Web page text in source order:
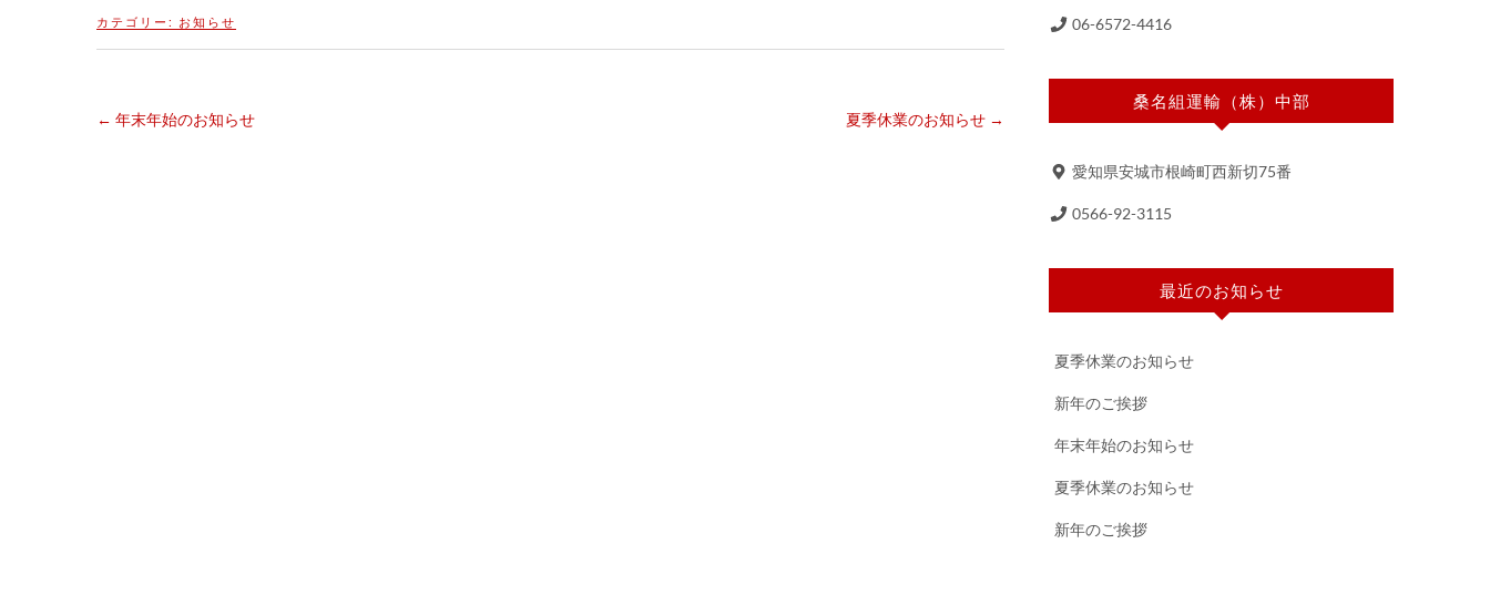
カテゴリー: お知らせ
← 年末年始のお知らせ 夏季休業のお知らせ →
06-6572-4416
桑名組運輸（株）中部
愛知県安城市根崎町西新切75番
0566-92-3115
最近のお知らせ
夏季休業のお知らせ
新年のご挨拶
年末年始のお知らせ
夏季休業のお知らせ
新年のご挨拶